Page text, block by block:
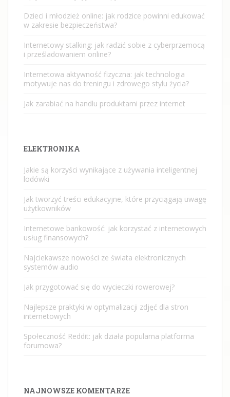
Dzieci i młodzież online: jak rodzice powinni edukować
w zakresie bezpieczeństwa?
Internetowy stalking: jak radzić sobie z cyberprzemocą
i prześladowaniem online?
Internetowa aktywność fizyczna: jak technologia
motywuje nas do treningu i zdrowego stylu życia?
Jak zarabiać na handlu produktami przez internet
ELEKTRONIKA
Jakie są korzyści wynikające z używania inteligentnej
lodówki
Jak tworzyć treści edukacyjne, które przyciągają uwagę
użytkowników
Internetowe bankowość: jak korzystać z internetowych
usług finansowych?
Najciekawsze nowości ze świata elektronicznych
systemów audio
Jak przygotować się do wycieczki rowerowej?
Najlepsze praktyki w optymalizacji zdjęć dla stron
internetowych
Społeczność Reddit: jak działa popularna platforma
forumowa?
NAJNOWSZE KOMENTARZE